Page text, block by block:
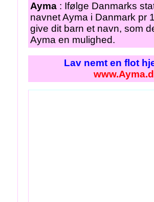
Ayma : Ifølge Danmarks
navnet Ayma i Danmark pr
give dit barn et navn, som
Ayma en mulighed.
Lav nemt en flot